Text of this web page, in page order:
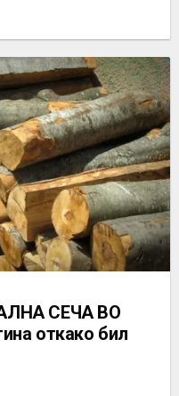
СЕЧА ВО
откако бил